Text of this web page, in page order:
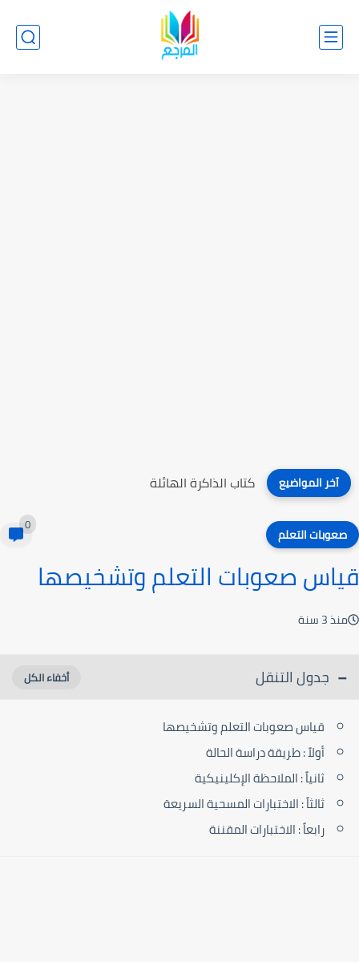
آخر المواضيع كتاب تعديل السلوك الصفي
صعوبات التعلم 0
قياس صعوبات التعلم وتشخيصها
منذ 3 سنة
جدول التنقل
قياس صعوبات التعلم وتشخيصها
أولاً : طريقة دراسة الحالة
ثانياً : الملاحظة الإكلينيكية
ثالثاً : الاختبارات المسحية السريعة
رابعاً : الاختبارات المقننة